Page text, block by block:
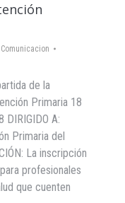
Comunicacion
de la
Primaria 18
A:
Primaria del
La inscripción
profesionales
que cuenten